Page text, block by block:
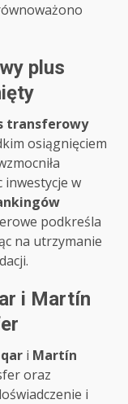
plus
transferowy
osiągnięciem
inwestycje w
podkreśla
na utrzymanie
i Martín
i Martín
oraz
i